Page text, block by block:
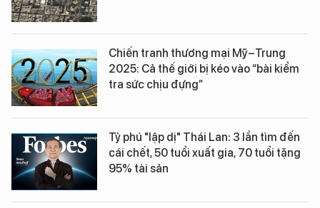
Chiến tranh thương mại Mỹ–Trung
2025: Cả thế giới bị kéo vào “bài kiểm
tra sức chịu đựng”
Tỷ phú "lập dị" Thái Lan: 3 lần tìm đến
cái chết, 50 tuổi xuất gia, 70 tuổi tặng
95% tài sản